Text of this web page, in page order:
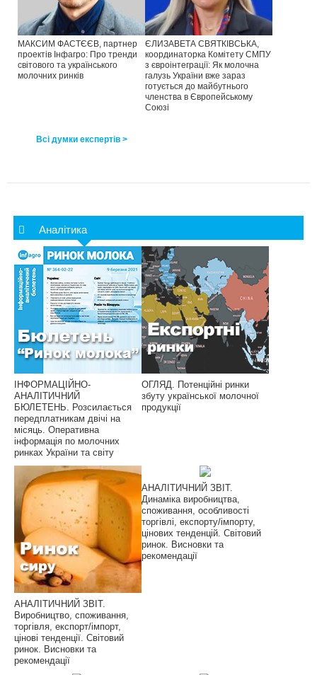
МАКСИМ ФАСТЄЄВ, партнер
проектів Інфагро: Про тренди
світового та українського
молочних ринків
ЄЛИЗАВЕТА СВЯТКІВСЬКА,
координаторка Комітету СМПУ
з євроінтеграції: Як молочна
галузь України вже зараз
готується до майбутнього
членства в Європейському
Союзі
Всі думки експертів >
Аналітика
ІНФОРМАЦІЙНО-
АНАЛІТИЧНИЙ
БЮЛЕТЕНЬ. Розсилається
передплатникам двічі на
місяць. Оперативна
інформація по молочних
ринках України та світу
ОГЛЯД. Потенційні ринки
збуту української молочної
продукції
АНАЛІТИЧНИЙ ЗВІТ.
Виробництво, споживання,
торгівля, експорт/імпорт,
цінові тенденції. Світовий
ринок. Висновки та
рекомендації
АНАЛІТИЧНИЙ ЗВІТ.
Динаміка виробництва,
споживання, особливості
торгівлі, експорту/імпорту,
цінових тенденцій. Світовий
ринок. Висновки та
рекомендації